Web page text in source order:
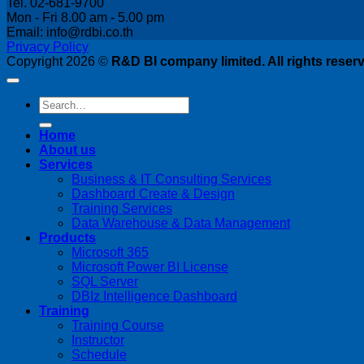
Tel. 02-681-9700
Mon - Fri 8.00 am - 5.00 pm
Email: info@rdbi.co.th
Privacy Policy
Copyright 2026 © R&D BI company limited. All rights
Home
About us
Services
Business & IT Consulting Services
Dashboard Create & Design
Training Services
Data Warehouse & Data Management
Products
Microsoft 365
Microsoft Power BI License
SQL Server
DBIz Intelligence Dashboard
Training
Training Course
Instructor
Schedule